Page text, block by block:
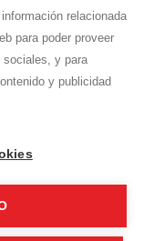
relacionada
para poder proveer
sociales, y para
y publicidad
de Osma (Soria)